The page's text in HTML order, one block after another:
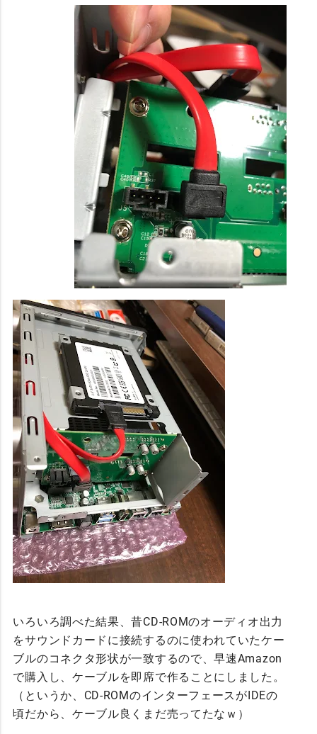
いろいろ調べた結果、昔CD-ROMのオーディオ出力
をサウンドカードに接続するのに使われていたケー
ブルのコネクタ形状が一致するので、早速Amazon
で購入し、ケーブルを即席で作ることにしました。
（というか、CD-ROMのインターフェースがIDEの
頃だから、ケーブル良くまだ売ってたなｗ）